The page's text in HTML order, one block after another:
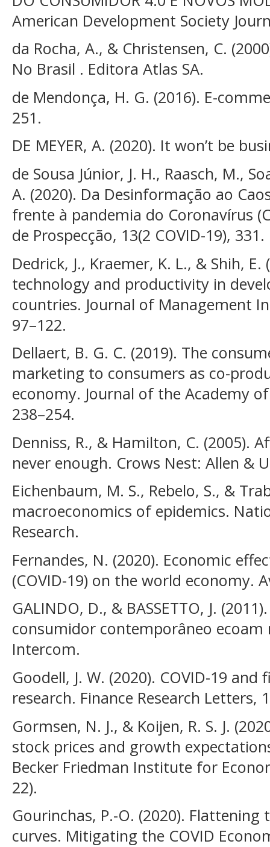
American Development Society
da Rocha, A., & Christensen, C.
No Brasil . Editora Atlas SA.
de Mendonça, H. G. (2016). E-
251.
DE MEYER, A. (2020). It won’t be
de Sousa Júnior, J. H., Raasch, M.,
A. (2020). Da Desinformação ao
frente à pandemia do Coronavírus
de Prospecção, 13(2 COVID-19), 331.
Dedrick, J., Kraemer, K. L., & Shih,
technology and productivity in
countries. Journal of Management
97–122.
Dellaert, B. G. C. (2019). The
marketing to consumers as co-
economy. Journal of the Academy
238–254.
Denniss, R., & Hamilton, C. (2005).
never enough. Crows Nest: Allen &
Eichenbaum, M. S., Rebelo, S., &
macroeconomics of epidemics.
Research.
Fernandes, N. (2020). Economic
(COVID-19) on the world economy.
GALINDO, D., & BASSETTO, J.
consumidor contemporâneo ecoam
Intercom.
Goodell, J. W. (2020). COVID-19
research. Finance Research Letters,
Gormsen, N. J., & Koijen, R. S. J.
stock prices and growth
Becker Friedman Institute for
22).
Gourinchas, P.-O. (2020).
curves. Mitigating the COVID